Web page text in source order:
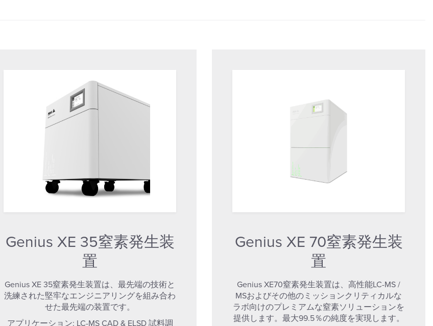
Genius XE 35窒素発生装
置
Genius XE 35窒素発生装置は、最先端の技術と
洗練された堅牢なエンジニアリングを組み合わ
せた最先端の装置です。
アプリケーション: LC-MS CAD & ELSD 試料調
Genius XE 70窒素発生装
置
Genius XE70窒素発生装置は、高性能LC-MS /
MSおよびその他のミッションクリティカルな
ラボ向けのプレミアムな窒素ソリューションを
提供します。最大99.5％の純度を実現します。